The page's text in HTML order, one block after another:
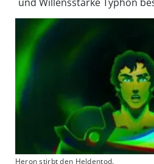
Heron stirbt den Heldentod.